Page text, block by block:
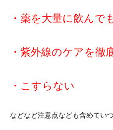
・薬を大量に飲んで
・紫外線のケアを徹
・こすらない
などなど注意点なども含めてい